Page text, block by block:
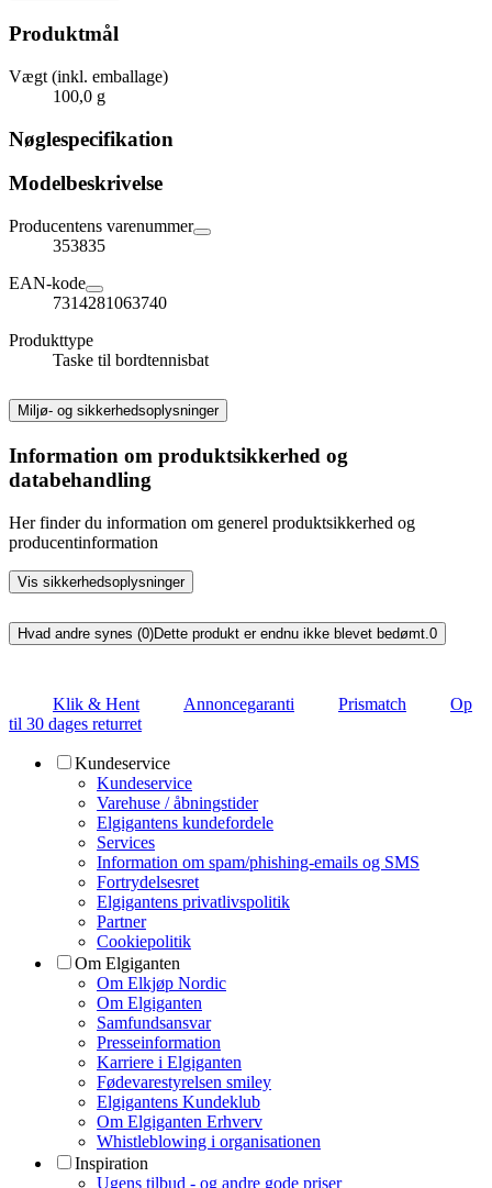
Produktmål
Vægt (inkl. emballage)
100,0 g
Nøglespecifikation
Modelbeskrivelse
Producentens varenummer
353835
EAN-kode
7314281063740
Produkttype
Taske til bordtennisbat
Miljø- og sikkerhedsoplysninger
Information om produktsikkerhed og
databehandling
Her finder du information om generel produktsikkerhed og
producentinformation
Vis sikkerhedsoplysninger
Hvad andre synes (0)Dette produkt er endnu ikke blevet bedømt. 0
Klik & Hent Annoncegaranti Prismatch
Op
til 30 dages returret
Kundeservice
Kundeservice
Varehuse / åbningstider
Elgigantens kundefordele
Services
Information om spam/phishing-emails og SMS
Fortrydelsesret
Elgigantens privatlivspolitik
Partner
Cookiepolitik
Om Elgiganten
Om Elkjøp Nordic
Om Elgiganten
Samfundsansvar
Presseinformation
Karriere i Elgiganten
Fødevarestyrelsen smiley
Elgigantens Kundeklub
Om Elgiganten Erhverv
Whistleblowing i organisationen
Inspiration
Ugens tilbud - og andre gode priser